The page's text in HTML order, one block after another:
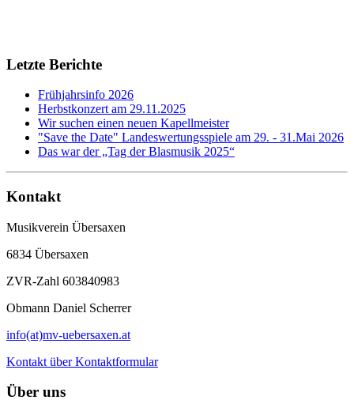
Letzte Berichte
Frühjahrsinfo 2026
Herbstkonzert am 29.11.2025
Wir suchen einen neuen Kapellmeister
"Save the Date" Landeswertungsspiele am 29. - 31.Mai 2026
Das war der „Tag der Blasmusik 2025“
Kontakt
Musikverein Übersaxen
6834 Übersaxen
ZVR-Zahl 603840983
Obmann Daniel Scherrer
info(at)mv-uebersaxen.at
Kontakt über Kontaktformular
Über uns